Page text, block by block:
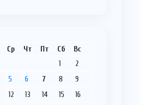
Ср Чт Пт Сб Вс
1
2
5 6 7 8
9
12 13 14 15
16